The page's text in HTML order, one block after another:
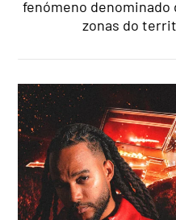
fenómeno denominado
zonas do